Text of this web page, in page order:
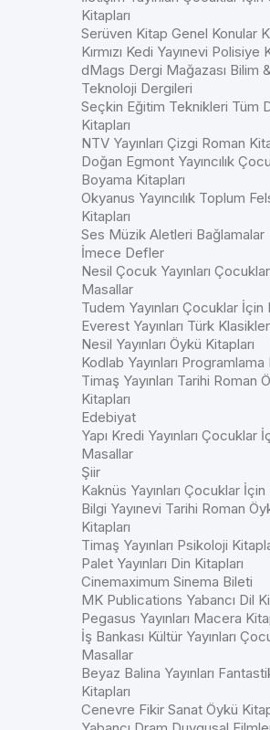
Kitapları
Serüven Kitap Genel Konular
Kırmızı Kedi Yayınevi Polisiye
dMags Dergi Mağazası Bilim
Teknoloji Dergileri
Seçkin Eğitim Teknikleri Tüm
Kitapları
NTV Yayınları Çizgi Roman
Doğan Egmont Yayıncılık
Boyama Kitapları
Okyanus Yayıncılık Toplum
Kitapları
Ses Müzik Aletleri Bağlamalar
İmece Defler
Nesil Çocuk Yayınları
Masallar
Tudem Yayınları Çocuklar İçin
Everest Yayınları Türk
Nesil Yayınları Öykü Kitapları
Kodlab Yayınları Programlama
Timaş Yayınları Tarihi Roman
Kitapları
Edebiyat
Yapı Kredi Yayınları Çocuklar
Masallar
Şiir
Kaknüs Yayınları Çocuklar
Bilgi Yayınevi Tarihi Roman
Kitapları
Timaş Yayınları Psikoloji
Palet Yayınları Din Kitapları
Cinemaximum Sinema Bileti
MK Publications Yabancı Dil
Pegasus Yayınları Macera
İş Bankası Kültür Yayınları
Masallar
Beyaz Balina Yayınları
Kitapları
Cenevre Fikir Sanat Öykü